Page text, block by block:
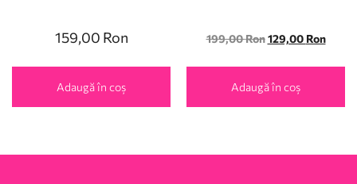
159,00 Ron
Adaugă în coș
199,00Ron 129,00 Ron
Adaugă în coș